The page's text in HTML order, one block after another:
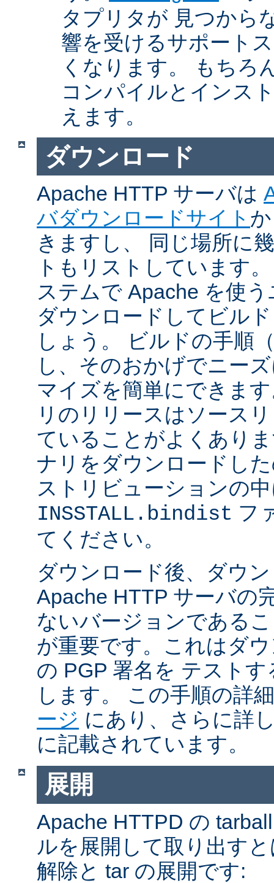
タプリタが 見つから
響を受けるサポート
くなります。 もちろ
コンパイルとインス
えます。
ダウンロード
Apache HTTP サーバは
バダウンロードサイト
きますし、 同じ場所に
トもリストしています
ステムで Apache を使
ダウンロードしてビル
しょう。 ビルドの手順
し、そのおかげでニー
マイズを簡単にできま
リのリリースはソース
ていることがよくあり
ナリをダウンロードし
ストリビューションの
INSSTALL.bindist フ
てください。
ダウンロード後、ダウ
Apache HTTP サーバの
ないバージョンである
が重要です。これはダ
の PGP 署名を テスト
します。 この手順の詳
ージ にあり、さらに詳
に記載されています。
展開
Apache HTTPD の
ルを展開して取り出す
解除と tar の展開です: